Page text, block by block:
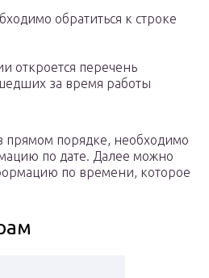
обратиться к строке
откроется перечень
за время работы
прямом порядке, необходимо
по дате. Далее можно
по времени, которое